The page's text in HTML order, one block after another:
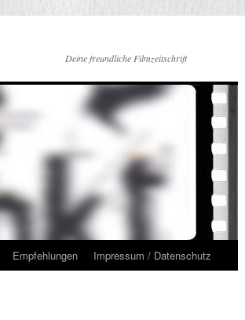
Deine freundliche Filmzeitschrift
Empfehlungen Impressum / Datenschutz